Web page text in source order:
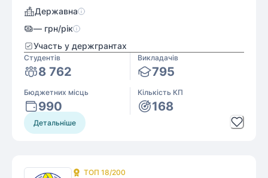
Державна
— грн/рік
Участь у держгрантах
Студентів
8 762
Викладачів
795
Бюджетних місць
990
Кількість КП
168
Детальніше
ТОП 18/200